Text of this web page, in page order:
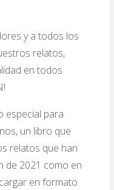
y a todos los
relatos,
en todos
especial para
un libro que
relatos que han
de 2021 como en
en formato